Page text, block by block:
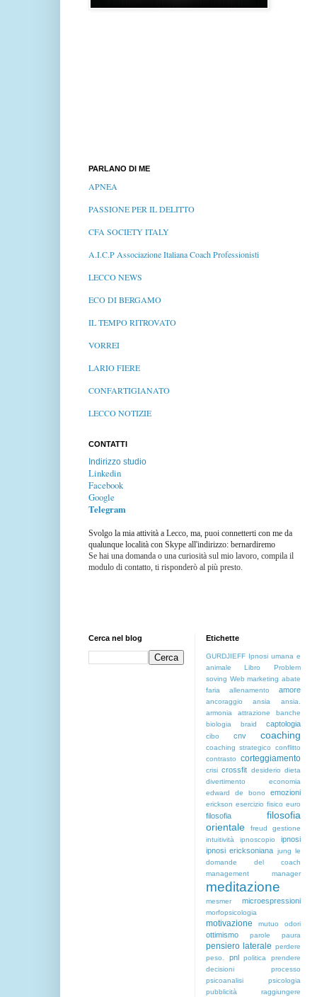
PARLANO DI ME
APNEA
PASSIONE PER IL DELITTO
CFA SOCIETY ITALY
A.I.C.P Associazione Italiana Coach Professionisti
LECCO NEWS
ECO DI BERGAMO
IL TEMPO RITROVATO
VORREI
LARIO FIERE
CONFARTIGIANATO
LECCO NOTIZIE
CONTATTI
Indirizzo studio
Linkedin
Facebook
Google
Telegram
Svolgo la mia attività a Lecco, ma, puoi connetterti con me da
qualunque località con Skype all'indirizzo: bernardiremo
Se hai una domanda o una curiosità sul mio lavoro, compila il
modulo di contatto, ti risponderò al più presto.
Cerca nel blog Etichette
GURDJIEFF Ipnosi umana e
animale
Libro
Problem
soving Web marketing abate
faria
allenamento amore
ancoraggio ansia
ansia.
armonia
attrazione
banche
biologia
braid captologia
cibo cnv coaching
coaching strategico
conflitto
contrasto
corteggiamento
crisi crossfit desiderio dieta
divertimento
economia
edward de bono
emozioni
erickson esercizio fisico euro
filosofia
filosofia
orientale
freud
gestione
intuitività
ipnoscopio
ipnosi
ipnosi ericksoniana jung le
domande del coach
management
manager
meditazione
mesmer microespressioni
morfopsicologia
motivazione mutuo odori
ottimismo parole paura
pensiero laterale perdere
peso.
pnl politica
prendere
decisioni
processo
psicoanalisi
psicologia
pubblicità
raggiungere